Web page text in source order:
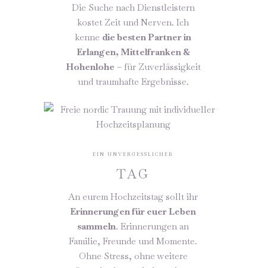
Die Suche nach Dienstleistern
kostet Zeit und Nerven. Ich
kenne die besten Partner in
Erlangen, Mittelfranken &
Hohenlohe – für Zuverlässigkeit
und traumhafte Ergebnisse.
EIN UNVERGESSLICHER
TAG
An eurem Hochzeitstag sollt ihr
Erinnerungen für euer Leben
sammeln. Erinnerungen an
Familie, Freunde und Momente.
Ohne Stress, ohne weitere